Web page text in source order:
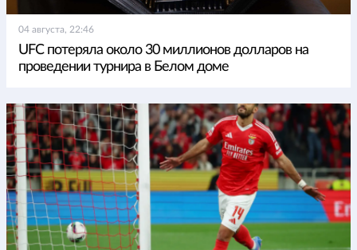
04 августа, 22:46
UFC потеряла около 30 миллионов долларов на
проведении турнира в Белом доме